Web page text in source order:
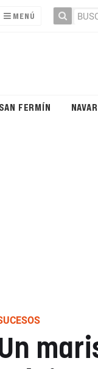
MENÚ
SAN FERMÍN